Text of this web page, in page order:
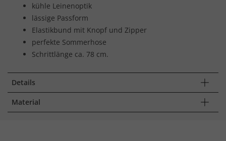
kühle Leinenoptik
lässige Passform
Elastikbund mit Knopf und Zipper
perfekte Sommerhose
Schrittlänge ca. 78 cm.
Details
Material